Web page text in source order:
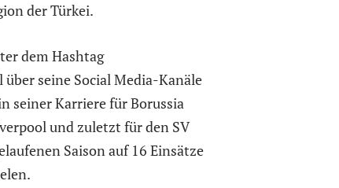
der Türkei.
dem Hashtag
seine Social Media-Kanäle
seiner Karriere für Borussia
und zuletzt für den SV
Saison auf 16 Einsätze